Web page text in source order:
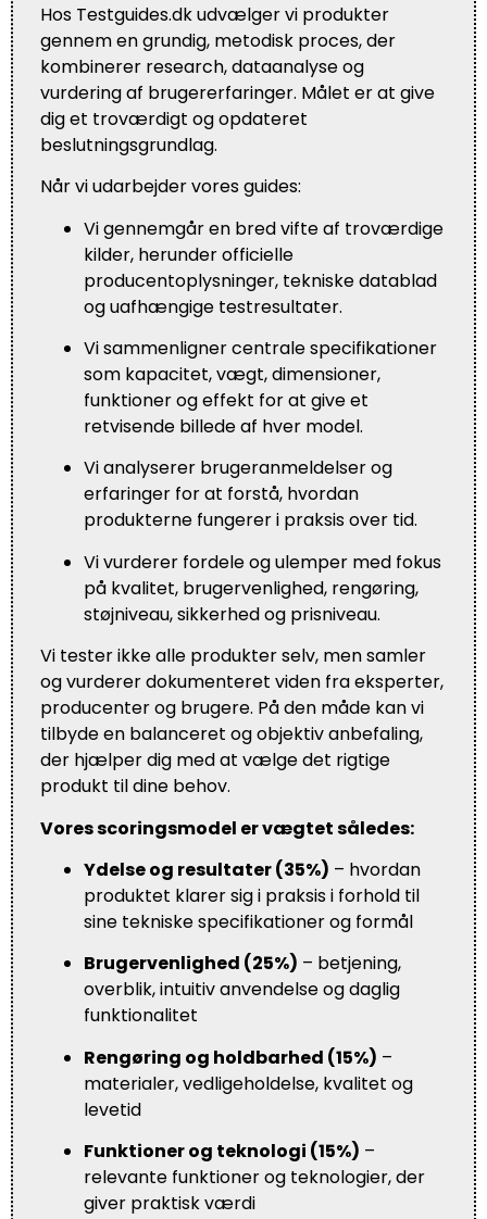
Hos Testguides.dk udvælger vi produkter
gennem en grundig, metodisk proces, der
kombinerer research, dataanalyse og
vurdering af brugererfaringer. Målet er at give
dig et troværdigt og opdateret
beslutningsgrundlag.
Når vi udarbejder vores guides:
Vi gennemgår en bred vifte af troværdige
kilder, herunder officielle
producentoplysninger, tekniske datablad
og uafhængige testresultater.
Vi sammenligner centrale specifikationer
som kapacitet, vægt, dimensioner,
funktioner og effekt for at give et
retvisende billede af hver model.
Vi analyserer brugeranmeldelser og
erfaringer for at forstå, hvordan
produkterne fungerer i praksis over tid.
Vi vurderer fordele og ulemper med fokus
på kvalitet, brugervenlighed, rengøring,
støjniveau, sikkerhed og prisniveau.
Vi tester ikke alle produkter selv, men samler
og vurderer dokumenteret viden fra eksperter,
producenter og brugere. På den måde kan vi
tilbyde en balanceret og objektiv anbefaling,
der hjælper dig med at vælge det rigtige
produkt til dine behov.
Vores scoringsmodel er vægtet således:
Ydelse og resultater (35%) – hvordan
produktet klarer sig i praksis i forhold til
sine tekniske specifikationer og formål
Brugervenlighed (25%) – betjening,
overblik, intuitiv anvendelse og daglig
funktionalitet
Rengøring og holdbarhed (15%) –
materialer, vedligeholdelse, kvalitet og
levetid
Funktioner og teknologi (15%) –
relevante funktioner og teknologier, der
giver praktisk værdi